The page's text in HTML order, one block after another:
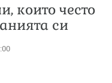
които често
си